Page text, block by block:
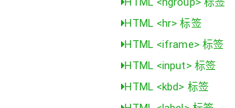
HTML <hr> 标签
HTML <iframe> 标签
HTML <input> 标签
HTML <kbd> 标签